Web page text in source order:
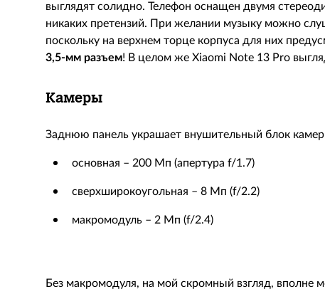
выглядят солидно. Телефон оснащен двумя
никаких претензий. При желании музыку можно
поскольку на верхнем торце корпуса для них
3,5-мм разъем! В целом же Xiaomi Note 13 Pro
Камеры
Заднюю панель украшает внушительный блок
основная – 200 Мп (апертура f/1.7)
сверхширокоугольная – 8 Мп (f/2.2)
макромодуль – 2 Мп (f/2.4)
Без макромодуля, на мой скромный взгляд, вполне